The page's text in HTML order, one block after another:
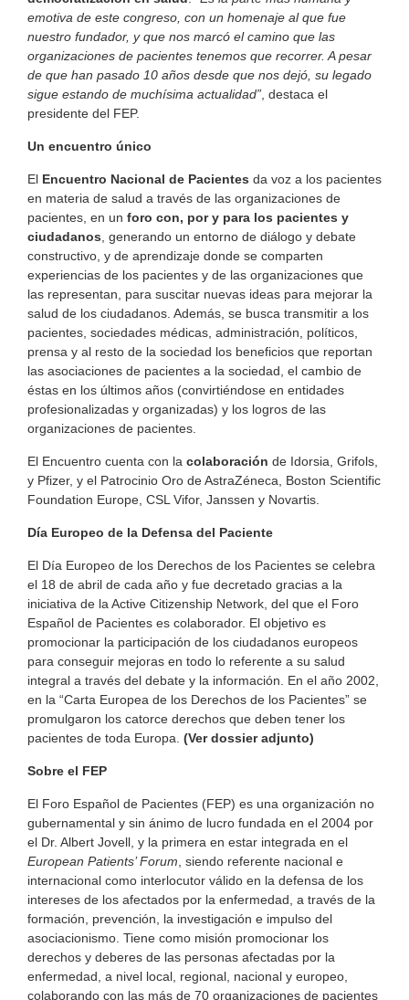
emotiva de este congreso, con un homenaje al que fue
nuestro fundador, y que nos marcó el camino que las
organizaciones de pacientes tenemos que recorrer. A pesar
de que han pasado 10 años desde que nos dejó, su legado
sigue estando de muchísima actualidad” , destaca el
presidente del FEP.
Un encuentro único
El Encuentro Nacional de Pacientes da voz a los pacientes
en materia de salud a través de las organizaciones de
pacientes, en un foro con, por y para los pacientes y
ciudadanos , generando un entorno de diálogo y debate
constructivo, y de aprendizaje donde se comparten
experiencias de los pacientes y de las organizaciones que
las representan, para suscitar nuevas ideas para mejorar la
salud de los ciudadanos. Además, se busca transmitir a los
pacientes, sociedades médicas, administración, políticos,
prensa y al resto de la sociedad los beneficios que reportan
las asociaciones de pacientes a la sociedad, el cambio de
éstas en los últimos años (convirtiéndose en entidades
profesionalizadas y organizadas) y los logros de las
organizaciones de pacientes.
El Encuentro cuenta con la colaboración de Idorsia, Grifols,
y Pfizer, y el Patrocinio Oro de AstraZéneca, Boston Scientific
Foundation Europe, CSL Vifor, Janssen y Novartis.
Día Europeo de la Defensa del Paciente
El Día Europeo de los Derechos de los Pacientes se celebra
el 18 de abril de cada año y fue decretado gracias a la
iniciativa de la Active Citizenship Network, del que el Foro
Español de Pacientes es colaborador. El objetivo es
promocionar la participación de los ciudadanos europeos
para conseguir mejoras en todo lo referente a su salud
integral a través del debate y la información. En el año 2002,
en la “Carta Europea de los Derechos de los Pacientes” se
promulgaron los catorce derechos que deben tener los
pacientes de toda Europa. (Ver dossier adjunto)
Sobre el FEP
El Foro Español de Pacientes (FEP) es una organización no
gubernamental y sin ánimo de lucro fundada en el 2004 por
el Dr. Albert Jovell, y la primera en estar integrada en el
European Patients’ Forum , siendo referente nacional e
internacional como interlocutor válido en la defensa de los
intereses de los afectados por la enfermedad, a través de la
formación, prevención, la investigación e impulso del
asociacionismo. Tiene como misión promocionar los
derechos y deberes de las personas afectadas por la
enfermedad, a nivel local, regional, nacional y europeo,
colaborando con las más de 70 organizaciones de pacientes